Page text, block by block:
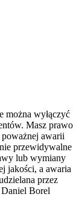
można wyłączyć
Masz prawo
awarii
przewidywalne
lub wymiany
jakości, a awaria
przez
Borel